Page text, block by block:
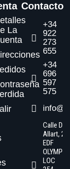
La
Contacto
+34
922
273
655
+34
696
597
575
Calle Dr.
Allart, 2,
EDF
OLYMPO
LOC